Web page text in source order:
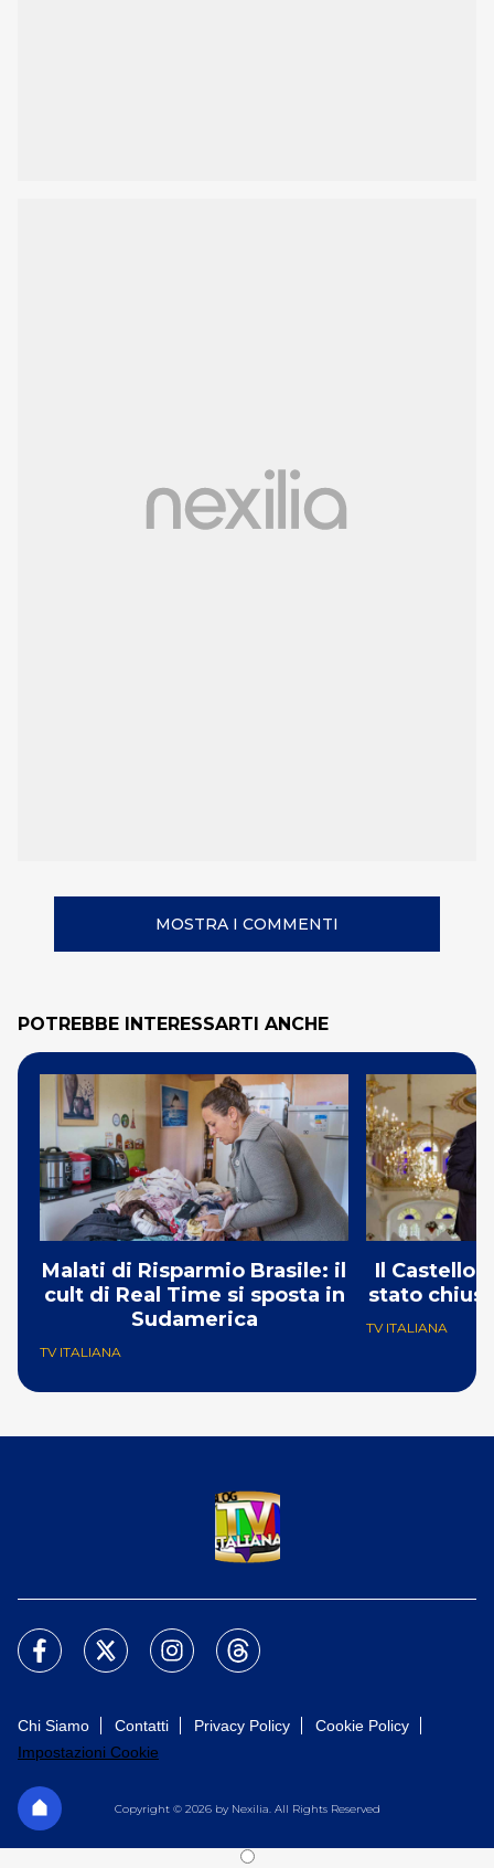
MOSTRA I COMMENTI
POTREBBE INTERESSARTI ANCHE
Malati di Risparmio Brasile: il
cult di Real Time si sposta in
Sudamerica
TV ITALIANA
Il Castello
stato
TV ITALIANA
Chi Siamo Contatti Privacy Policy
Cookie Policy
Impostazioni Cookie
Copyright © 2026 by Nexilia. All Rights Reserved